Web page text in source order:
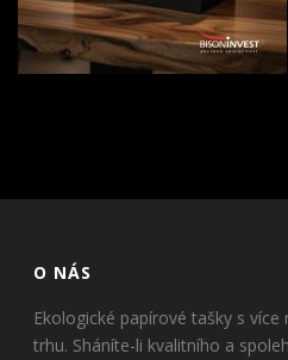
O NÁS
Ekologické papírové tašky s
trhu. Sháníte-li kvalitního a